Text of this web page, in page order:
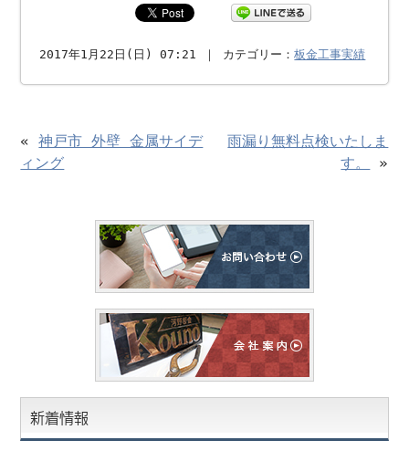
2017年1月22日(日) 07:21 ｜ カテゴリー：板金工事実績
«神戸市 外壁 金属サイデ
ィング
雨漏り無料点検いたしま
す。
»
新着情報